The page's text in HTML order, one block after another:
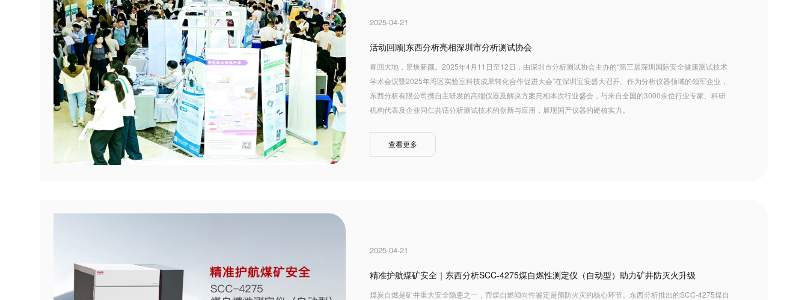
2025-04-21
活动回顾|东西分析亮相深圳市分析测试协会
春回大地，景焕新颜。2025年4月11日至12日，由深圳市分析测试协会主办的“第三届深圳国际安全健康测试技术
学术会议暨2025年湾区实验室科技成果转化合作促进大会”在深圳宝安盛大召开。作为分析仪器领域的领军企业，
东西分析有限公司携自主研发的高端仪器及解决方案亮相本次行业盛会，与来自全国的3000余位行业专家、科研
机构代表及企业同仁共话分析测试技术的创新与应用，展现国产仪器的硬核实力。
查看更多
2025-04-21
精准护航煤矿安全｜东西分析SCC-4275煤自燃性测定仪（自动型）助力矿井防灭火升级
煤炭自燃是矿井重大安全隐患之一，而煤自燃倾向性鉴定是预防火灾的核心环节。东西分析推出的SCC-4275煤自